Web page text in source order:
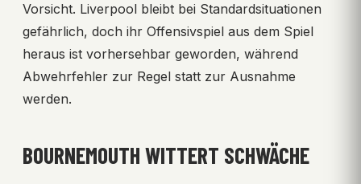
Vorsicht. Liverpool bleibt bei Standardsituationen
gefährlich, doch ihr Offensivspiel aus dem Spiel
heraus ist vorhersehbar geworden, während
Abwehrfehler zur Regel statt zur Ausnahme
werden.
BOURNEMOUTH WITTERT SCHWÄCHE